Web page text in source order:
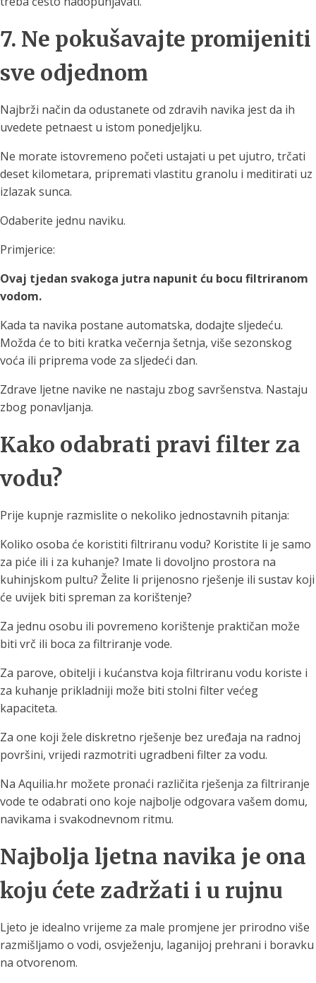
7. Ne pokušavajte promijeniti
sve odjednom
Najbrži način da odustanete od zdravih navika jest da ih
uvedete petnaest u istom ponedjeljku.
Ne morate istovremeno početi ustajati u pet ujutro, trčati
deset kilometara, pripremati vlastitu granolu i meditirati uz
izlazak sunca.
Odaberite jednu naviku.
Primjerice:
Ovaj tjedan svakoga jutra napunit ću bocu filtriranom
vodom.
Kada ta navika postane automatska, dodajte sljedeću.
Možda će to biti kratka večernja šetnja, više sezonskog
voća ili priprema vode za sljedeći dan.
Zdrave ljetne navike ne nastaju zbog savršenstva. Nastaju
zbog ponavljanja.
Kako odabrati pravi filter za
vodu?
Prije kupnje razmislite o nekoliko jednostavnih pitanja:
Koliko osoba će koristiti filtriranu vodu? Koristite li je samo
za piće ili i za kuhanje? Imate li dovoljno prostora na
kuhinjskom pultu? Želite li prijenosno rješenje ili sustav koji
će uvijek biti spreman za korištenje?
Za jednu osobu ili povremeno korištenje praktičan može
biti vrč ili boca za filtriranje vode.
Za parove, obitelji i kućanstva koja filtriranu vodu koriste i
za kuhanje prikladniji može biti stolni filter većeg
kapaciteta.
Za one koji žele diskretno rješenje bez uređaja na radnoj
površini, vrijedi razmotriti ugradbeni filter za vodu.
Na Aquilia.hr možete pronaći različita rješenja za filtriranje
vode te odabrati ono koje najbolje odgovara vašem domu,
navikama i svakodnevnom ritmu.
Najbolja ljetna navika je ona
koju ćete zadržati i u rujnu
Ljeto je idealno vrijeme za male promjene jer prirodno više
razmišljamo o vodi, osvježenju, laganijoj prehrani i boravku
na otvorenom.